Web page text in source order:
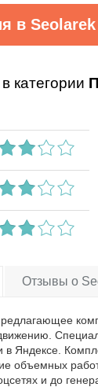
в Seolarek
категории
Отзывы о
в Яндексе.
объемных
и до